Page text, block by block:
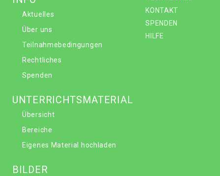
KONTAKT
SPENDEN
HILFE
Aktuelles
Über uns
Teilnahmebedingungen
Rechtliches
Spenden
UNTERRICHTSMATERIAL
Übersicht
Bereiche
Eigenes Material hochladen
BILDER